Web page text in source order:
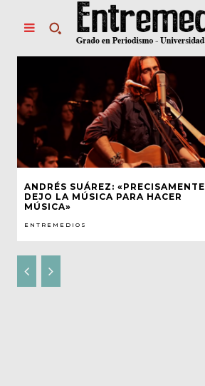
ANDRÉS SUÁREZ: «PRECISAMENTE
DEJO LA MÚSICA PARA HACER
MÚSICA»
ENTREMEDIOS